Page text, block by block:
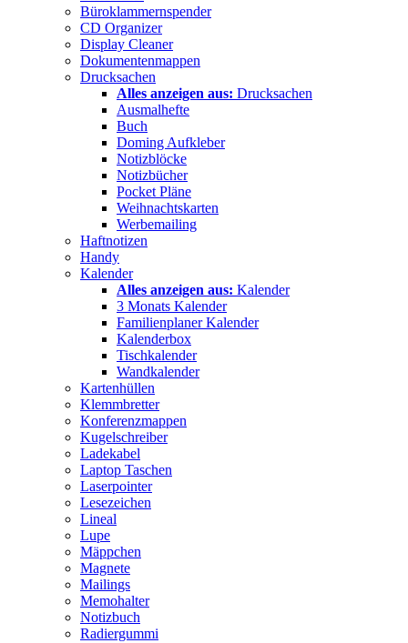
Büroklammernspender
CD Organizer
Display Cleaner
Dokumentenmappen
Drucksachen
Alles anzeigen aus: Drucksachen
Ausmalhefte
Buch
Doming Aufkleber
Notizblöcke
Notizbücher
Pocket Pläne
Weihnachtskarten
Werbemailing
Haftnotizen
Handy
Kalender
Alles anzeigen aus: Kalender
3 Monats Kalender
Familienplaner Kalender
Kalenderbox
Tischkalender
Wandkalender
Kartenhüllen
Klemmbretter
Konferenzmappen
Kugelschreiber
Ladekabel
Laptop Taschen
Laserpointer
Lesezeichen
Lineal
Lupe
Mäppchen
Magnete
Mailings
Memohalter
Notizbuch
Radiergummi